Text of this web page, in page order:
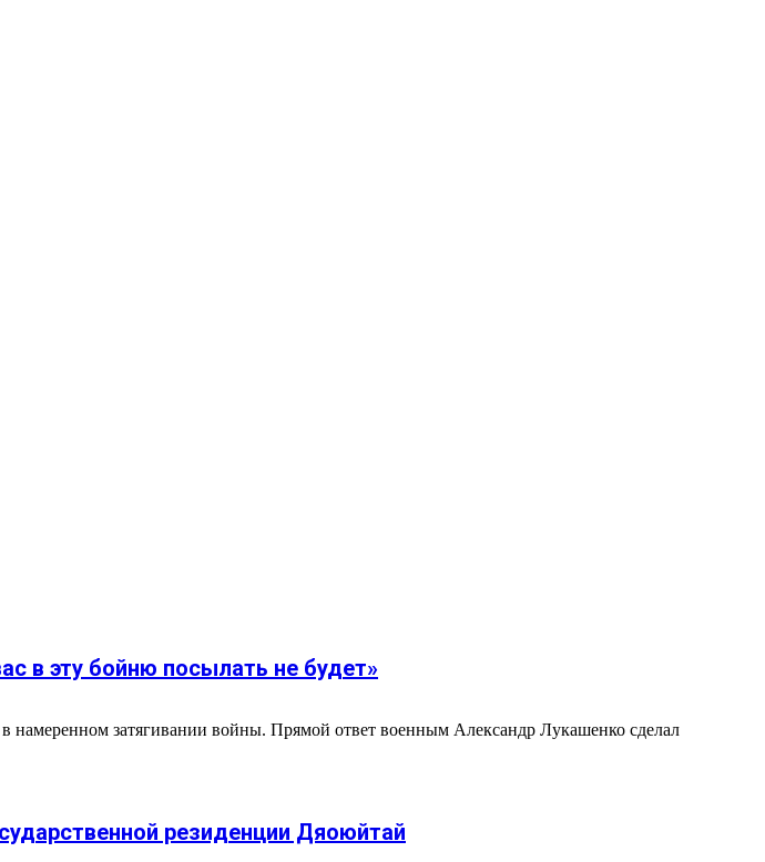
в эту бойню посылать не будет»
затягивании войны. Прямой ответ военным Александр Лукашенко сделал
резиденции Дяоюйтай